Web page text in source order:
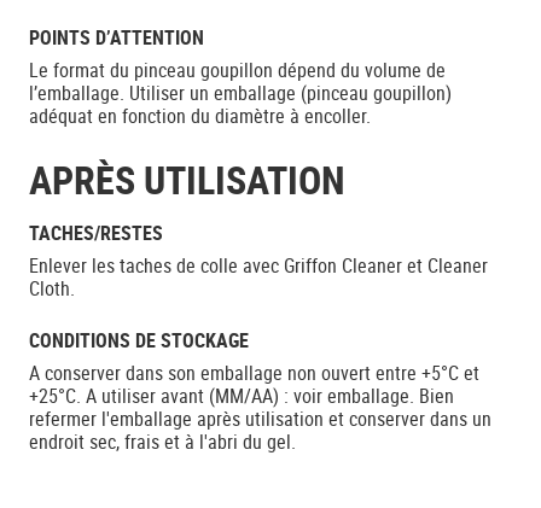
POINTS D’ATTENTION
Le format du pinceau goupillon dépend du volume de
l’emballage. Utiliser un emballage (pinceau goupillon)
adéquat en fonction du diamètre à encoller.
APRÈS UTILISATION
TACHES/RESTES
Enlever les taches de colle avec Griffon Cleaner et Cleaner
Cloth.
CONDITIONS DE STOCKAGE
A conserver dans son emballage non ouvert entre +5°C et
+25°C. A utiliser avant (MM/AA) : voir emballage. Bien
refermer l'emballage après utilisation et conserver dans un
endroit sec, frais et à l'abri du gel.